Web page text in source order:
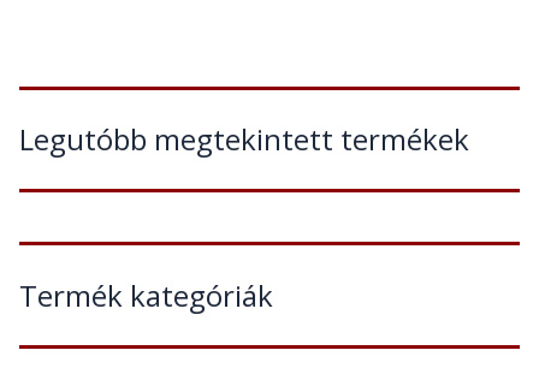
Legutóbb megtekintett termékek
Termék kategóriák